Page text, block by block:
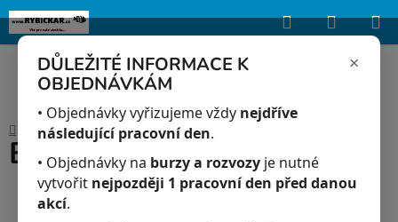
×
DŮLEŽITÉ INFORMACE K
OBJEDNÁVKÁM
• Objednávky vyřizujeme vždy nejdříve
následující pracovní den.
• Objednávky na burzy a rozvozy je nutné
vytvořit nejpozději 1 pracovní den před danou
akcí.
Upozorňujeme, že uvedená skladová dostupnost je orientační a může se
lišit podle aktuálních objednávek a prodeje v reálném čase.
obsah
Hledat
KOŠÍK
DomůAkvaristika / Betta samice
Betta samice